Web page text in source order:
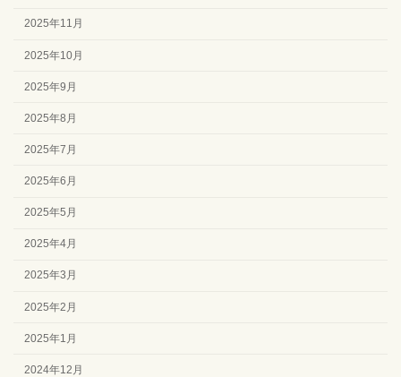
2025年11月
2025年10月
2025年9月
2025年8月
2025年7月
2025年6月
2025年5月
2025年4月
2025年3月
2025年2月
2025年1月
2024年12月